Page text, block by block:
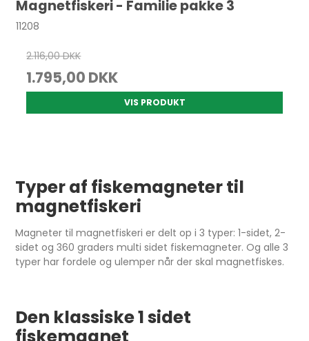
Magnetfiskeri - Familie pakke 3
11208
2.116,00 DKK
1.795,00 DKK
VIS PRODUKT
Typer af fiskemagneter til
magnetfiskeri
Magneter til magnetfiskeri er delt op i 3 typer: 1-sidet, 2-
sidet og 360 graders multi sidet fiskemagneter. Og alle 3
typer har fordele og ulemper når der skal magnetfiskes.
Den klassiske 1 sidet